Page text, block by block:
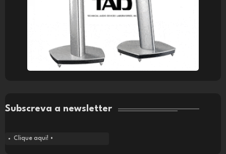
Subscreva a newsletter
Clique aqui! •